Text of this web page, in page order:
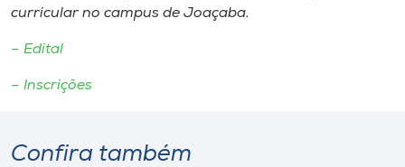
Cultura
CPA
curricular no campus de Joaçaba.
– Edital
– Inscrições
Confira também